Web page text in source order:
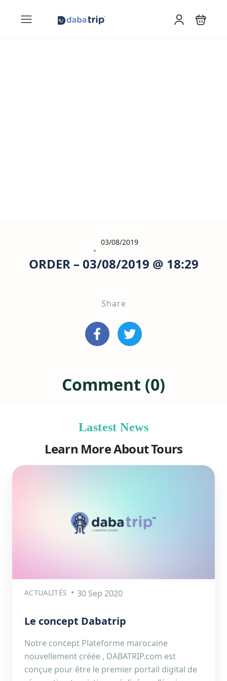
03/08/2019
ORDER – 03/08/2019 @ 18:29
Share
Comment (0)
Lastest News
Learn More About Tours
ACTUALITÉS 30 Sep 2020
Le concept Dabatrip
Notre concept Plateforme marocaine
nouvellement créée , DABATRIP.com est
conçue pour être le premier portail digital de